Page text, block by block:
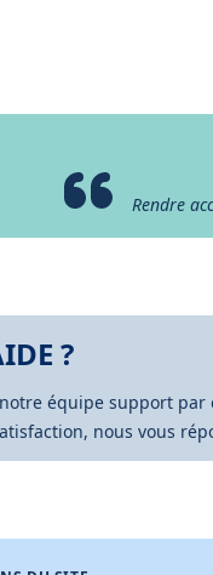
Rendre
?
équipe support par
nous vous